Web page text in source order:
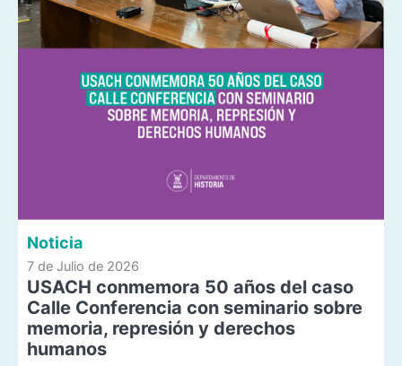
Noticia
7 de Julio de 2026
USACH conmemora 50 años del caso
Calle Conferencia con seminario sobre
memoria, represión y derechos
humanos